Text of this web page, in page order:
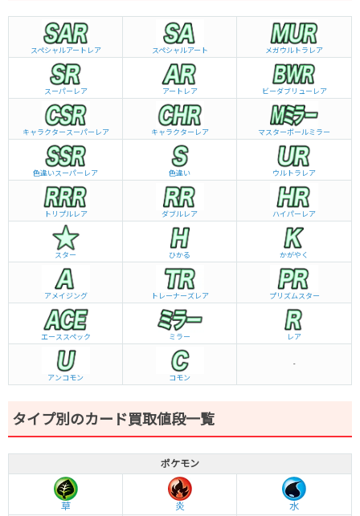
スペシャルアートレア スペシャルアート メガウルトラレア
スーパーレア アートレア ビーダブリュー レア
キャラクタースーパーレア キャラクターレア マスターボールミラー
色違いスーパーレア 色違い ウルトラレア
トリプルレア ダブルレア ハイパーレア
スター ひかる かがやく
アメイジング トレーナーズレア プリズムスター
エーススペック ミラー レア
アンコモン コモン
-
タイプ別のカード買取値段一覧
ポケモン
草 炎 水